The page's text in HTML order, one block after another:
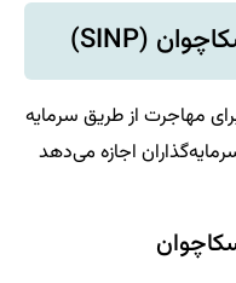
مهاجرت از طریق سرمایه‌
اجازه می‌دهد